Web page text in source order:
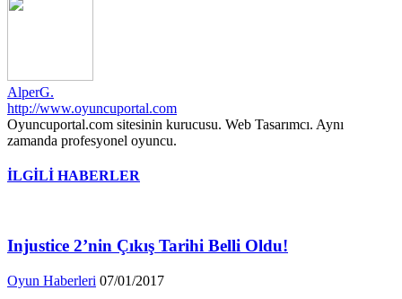
AlperG.
http://www.oyuncuportal.com
Oyuncuportal.com sitesinin kurucusu. Web Tasarımcı. Aynı
zamanda profesyonel oyuncu.
İLGİLİ HABERLER
Injustice 2’nin Çıkış Tarihi Belli Oldu!
Oyun Haberleri 07/01/2017